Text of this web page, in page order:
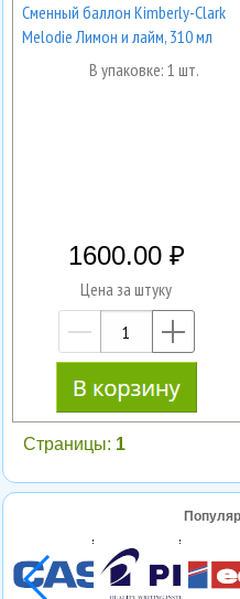
Сменный баллон Kimberly-Clark
Melodie Лимон и лайм, 310 мл
В упаковке: 1 шт.
1600.00
Цена за штуку
—
Страницы: 1